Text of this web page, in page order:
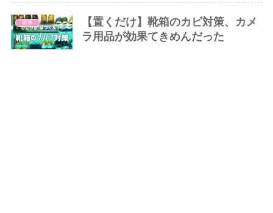
家事
【置くだけ】靴箱のカビ対策、カメ
ラ用品が効果てきめんだった